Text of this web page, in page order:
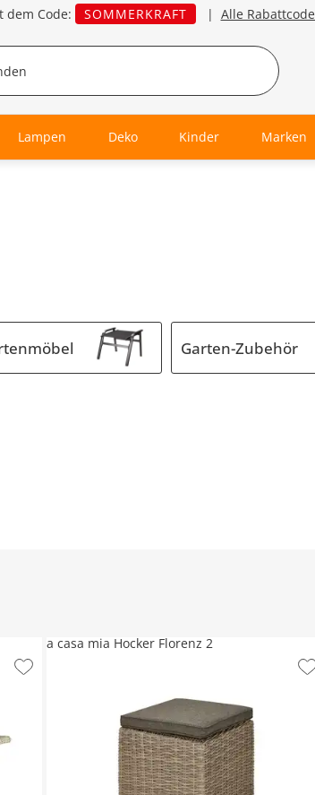
Code: SOMMERKRAFT | Alle
Lampen Deko Kinder Marken
Garten-Zubehör
a casa mia Hocker Florenz 2